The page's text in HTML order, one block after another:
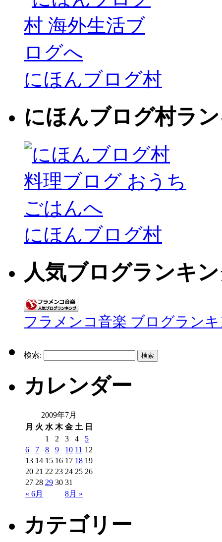
にほんブログ村
にほんブログ村ラ
にほんブログ村
人気ブログランキ
フラメンコ音楽 ブログラン
検索:
カレンダー
2009年7月
月 火 水 木 金 土 日
« 6月 8月 »
1 2 3 4
5
6
7 8 9 10 11 12
13 14 15 16 17 18 19
20 21 22 23 24 25 26
27 28 29 30 31
カテゴリー